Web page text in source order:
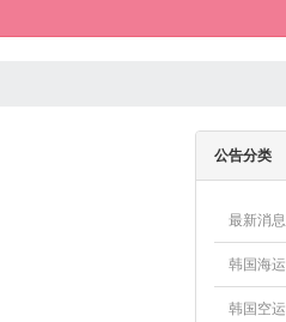
公告分类
最新消息
韩国海运
韩国空运